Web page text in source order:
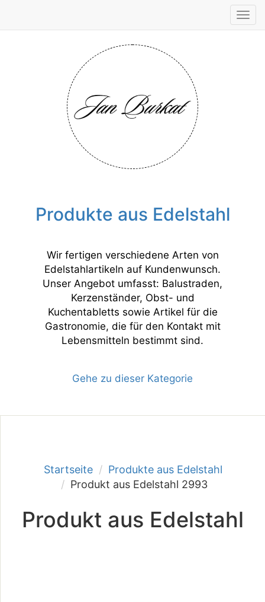
Produkte aus Edelstahl
Wir fertigen verschiedene Arten von
Edelstahlartikeln auf Kundenwunsch.
Unser Angebot umfasst: Balustraden,
Kerzenständer, Obst- und
Kuchentabletts sowie Artikel für die
Gastronomie, die für den Kontakt mit
Lebensmitteln bestimmt sind.
Gehe zu dieser Kategorie
Startseite
Produkte aus Edelstahl
Produkt aus Edelstahl 2993
Produkt aus Edelstahl